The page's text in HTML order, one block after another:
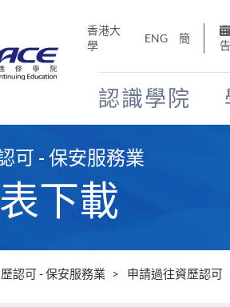
香港大
學
ENG 簡
告
認識學院
可 - 保安服務業
下載
認可 - 保安服務業 申請過往資歷認可